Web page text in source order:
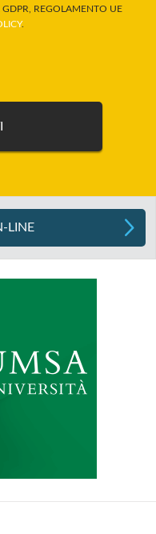
GDPR, REGOLAMENTO UE
.
LINE